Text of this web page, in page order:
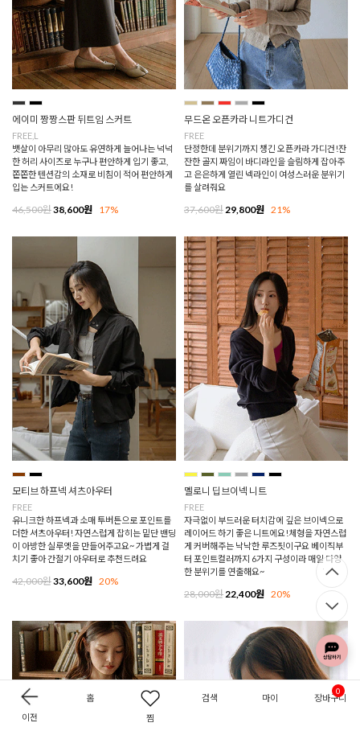
이전
홈
찜
검색 마이 장바구니
0
에이미 짱짱스판 뒤트임 스커트
FREE,L
뱃살이 아무리 많아도 유연하게 늘어나는 넉넉
한 허리 사이즈로 누구나 편안하게 입기 좋고,
쫀쫀한 텐션감의 소재로 비침이 적어 편안하게
입는 스커트에요!
46,500원38,600원 17%
무드온 오픈카라 니트가디건
FREE
단정한데 분위기까지 챙긴 오픈카라 가디건!잔
잔한 골지 짜임이 바디라인을 슬림하게 잡아주
고 은은하게 열린 넥라인이 여성스러운 분위기
를 살려줘요
37,600원 29,800원 21%
모티브 하프넥 셔츠아우터
FREE
유니크한 하프넥과 소매 투버튼으로 포인트를
더한 셔츠아우터! 자연스럽게 잡히는 밑단 밴딩
이 아방한 실루엣을 만들어주고요~ 가볍게 걸
치기 좋아 간절기 아우터로 추천드려요
42,000원33,600원 20%
멜로니 딥브이넥 니트
FREE
자극없이 부드러운 터치감에 깊은 브이넥으로
레이어드 하기 좋은 니트에요!체형을 자연스럽
게 커버해주는 낙낙한 루즈핏이구요 베이직부
터 포인트컬러까지 6가지 구성이라 매일 다양
한 분위기를 연출해요~
28,000원 22,400원 20%